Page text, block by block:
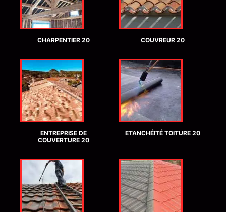
CHARPENTIER 20 COUVREUR 20
ENTREPRISE DE
COUVERTURE 20
ETANCHÉITÉ TOITURE 20